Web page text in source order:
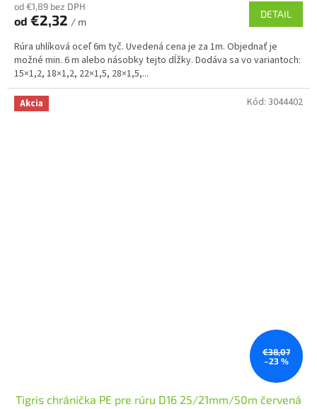
od €1,89 bez DPH
od €2,32 / m
DETAIL
Rúra uhlíková oceľ 6m tyč. Uvedená cena je za 1m. Objednať je
možné min. 6 m alebo násobky tejto dĺžky. Dodáva sa vo variantoch:
15×1,2, 18×1,2, 22×1,5, 28×1,5,...
Akcia
€38,07
–23 %
Tigris chránička PE pre rúru D16 25/21mm/50m červená
Kód: 3044402